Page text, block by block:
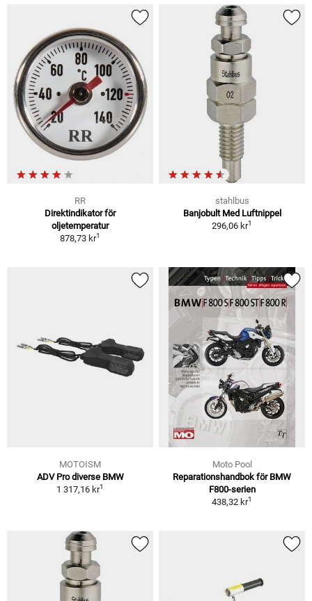
RR
Direktindikator för
oljetemperatur
878,73 kr1
stahlbus
Banjobult Med Luftnippel
296,06 kr1
MOTOISM
ADV Pro diverse BMW
1 317,16 kr1
Moto Pool
Reparationshandbok för BMW
F800-serien
438,32 kr1